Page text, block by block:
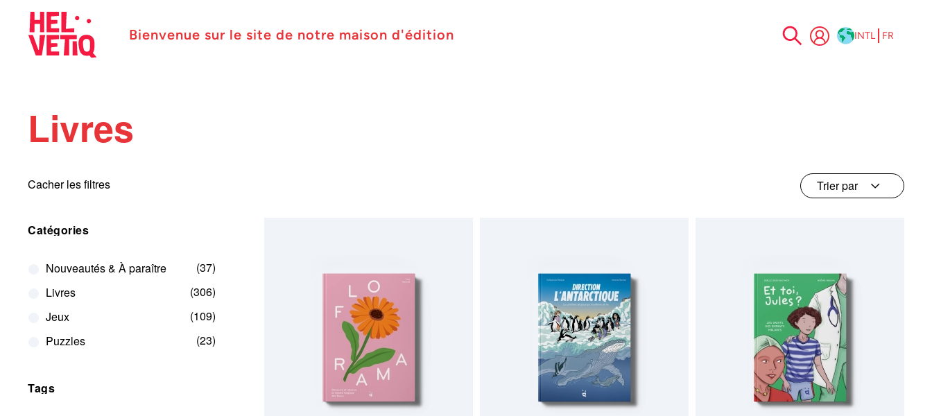
Bienvenue sur le site de notre maison d'édition
Allez
INTL FR
Livres
Cacher les filtres
Catégories
Nouveautés & À paraître
37
Livres
306
Jeux
109
Puzzles
23
Tags